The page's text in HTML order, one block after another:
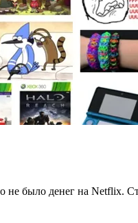
не было денег на